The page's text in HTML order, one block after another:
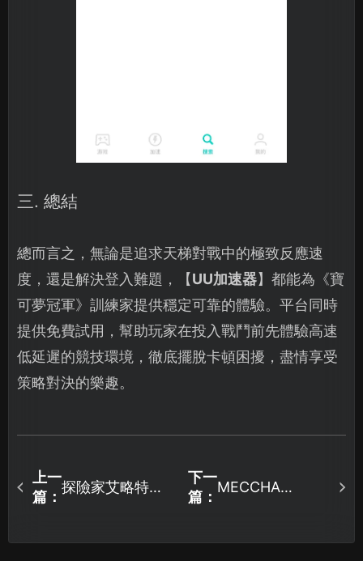
三. 總結
總而言之，無論是追求天梯對戰中的極致反應速
度，還是解決登入難題，【UU加速器】都能為《寶
可夢冠軍》訓練家提供穩定可靠的體驗。平台同時
提供免費試用，幫助玩家在投入戰鬥前先體驗高速
低延遲的競技環境，徹底擺脫卡頓困擾，盡情享受
策略對決的樂趣。
上一
篇：
探險家艾略特的
遊玩不卡頓！
下一
篇：
MECCHA
效改善網路延遲